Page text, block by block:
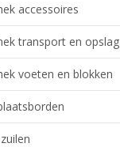
accessoires
transport en opslag
voeten en blokken